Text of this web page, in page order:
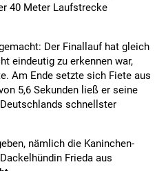
40 Meter Laufstrecke
Der Finallauf hat gleich
eindeutig zu erkennen war,
Am Ende setzte sich Fiete aus
5,6 Sekunden ließ er seine
schnellster
nämlich die Kaninchen-
Frieda aus